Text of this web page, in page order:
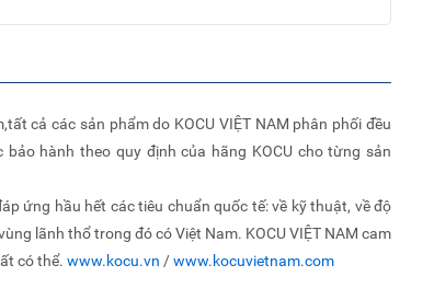
cả các sản phẩm do KOCU VIỆT NAM phân phối đều
hành theo quy định của hãng KOCU cho từng sản
ứng hầu hết các tiêu chuẩn quốc tế: về kỹ thuật, về độ
lãnh thổ trong đó có Việt Nam. KOCU VIỆT NAM cam
có thể. www.kocu.vn /www.kocuvietnam.com